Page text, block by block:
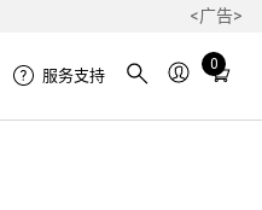
<广告>
服务支持
0
Total
in